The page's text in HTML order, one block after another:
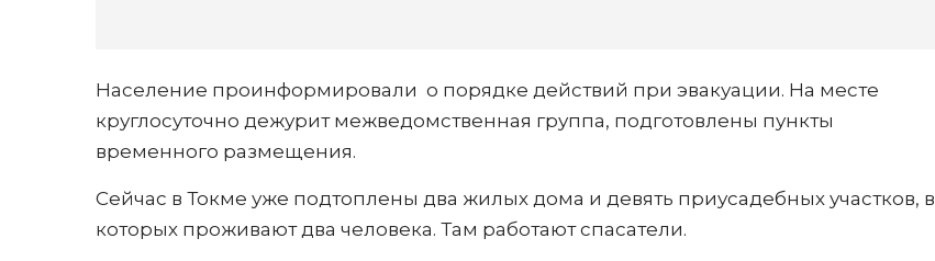
Население проинформировали о порядке действий при эвакуации. На месте
круглосуточно дежурит межведомственная группа, подготовлены пункты
временного размещения.
Сейчас в Токме уже подтоплены два жилых дома и девять приусадебных участков, в
которых проживают два человека. Там работают спасатели.